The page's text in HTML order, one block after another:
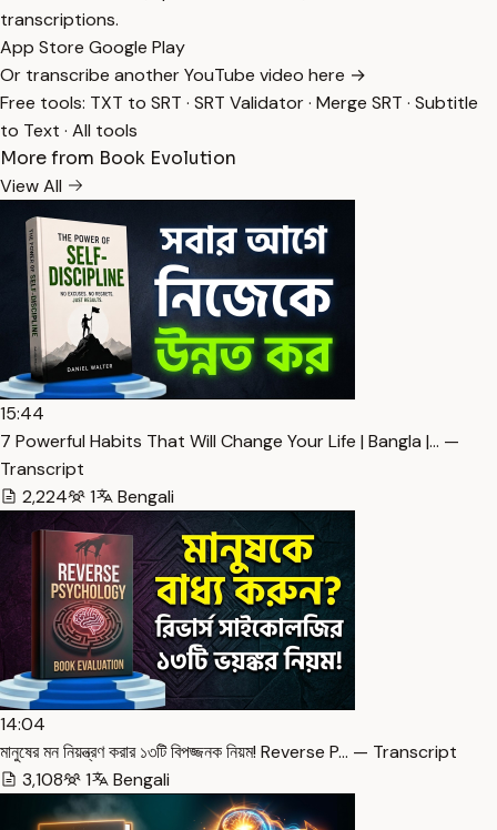
transcriptions.
App Store Google Play
Or transcribe another YouTube video here →
Free tools: TXT to SRT · SRT Validator· Merge SRT · Subtitle
to Text · All tools
More from Book Evolution
View All
15:44
7 Powerful Habits That Will Change Your Life | Bangla |… —
Transcript
2,224
1 Bengali
14:04
মানুষের মন নিয়ন্ত্রণ করার ১৩টি বিপজ্জনক নিয়ম! Reverse P… — Transcript
3,108
1 Bengali